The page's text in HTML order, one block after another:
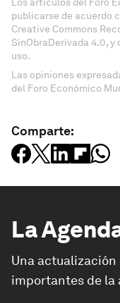
publicarse de acuerdo
Creative Commons
SinObraDerivada 4.0,
uso.
Las opiniones
del Foro Económico
Comparte:
La
Una actualización
importantes de la